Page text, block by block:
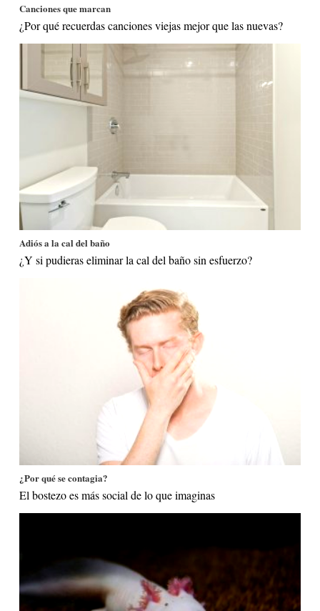
Canciones que marcan
¿Por qué recuerdas canciones viejas mejor que las nuevas?
Adiós a la cal del baño
¿Y si pudieras eliminar la cal del baño sin esfuerzo?
¿Por qué se contagia?
El bostezo es más social de lo que imaginas